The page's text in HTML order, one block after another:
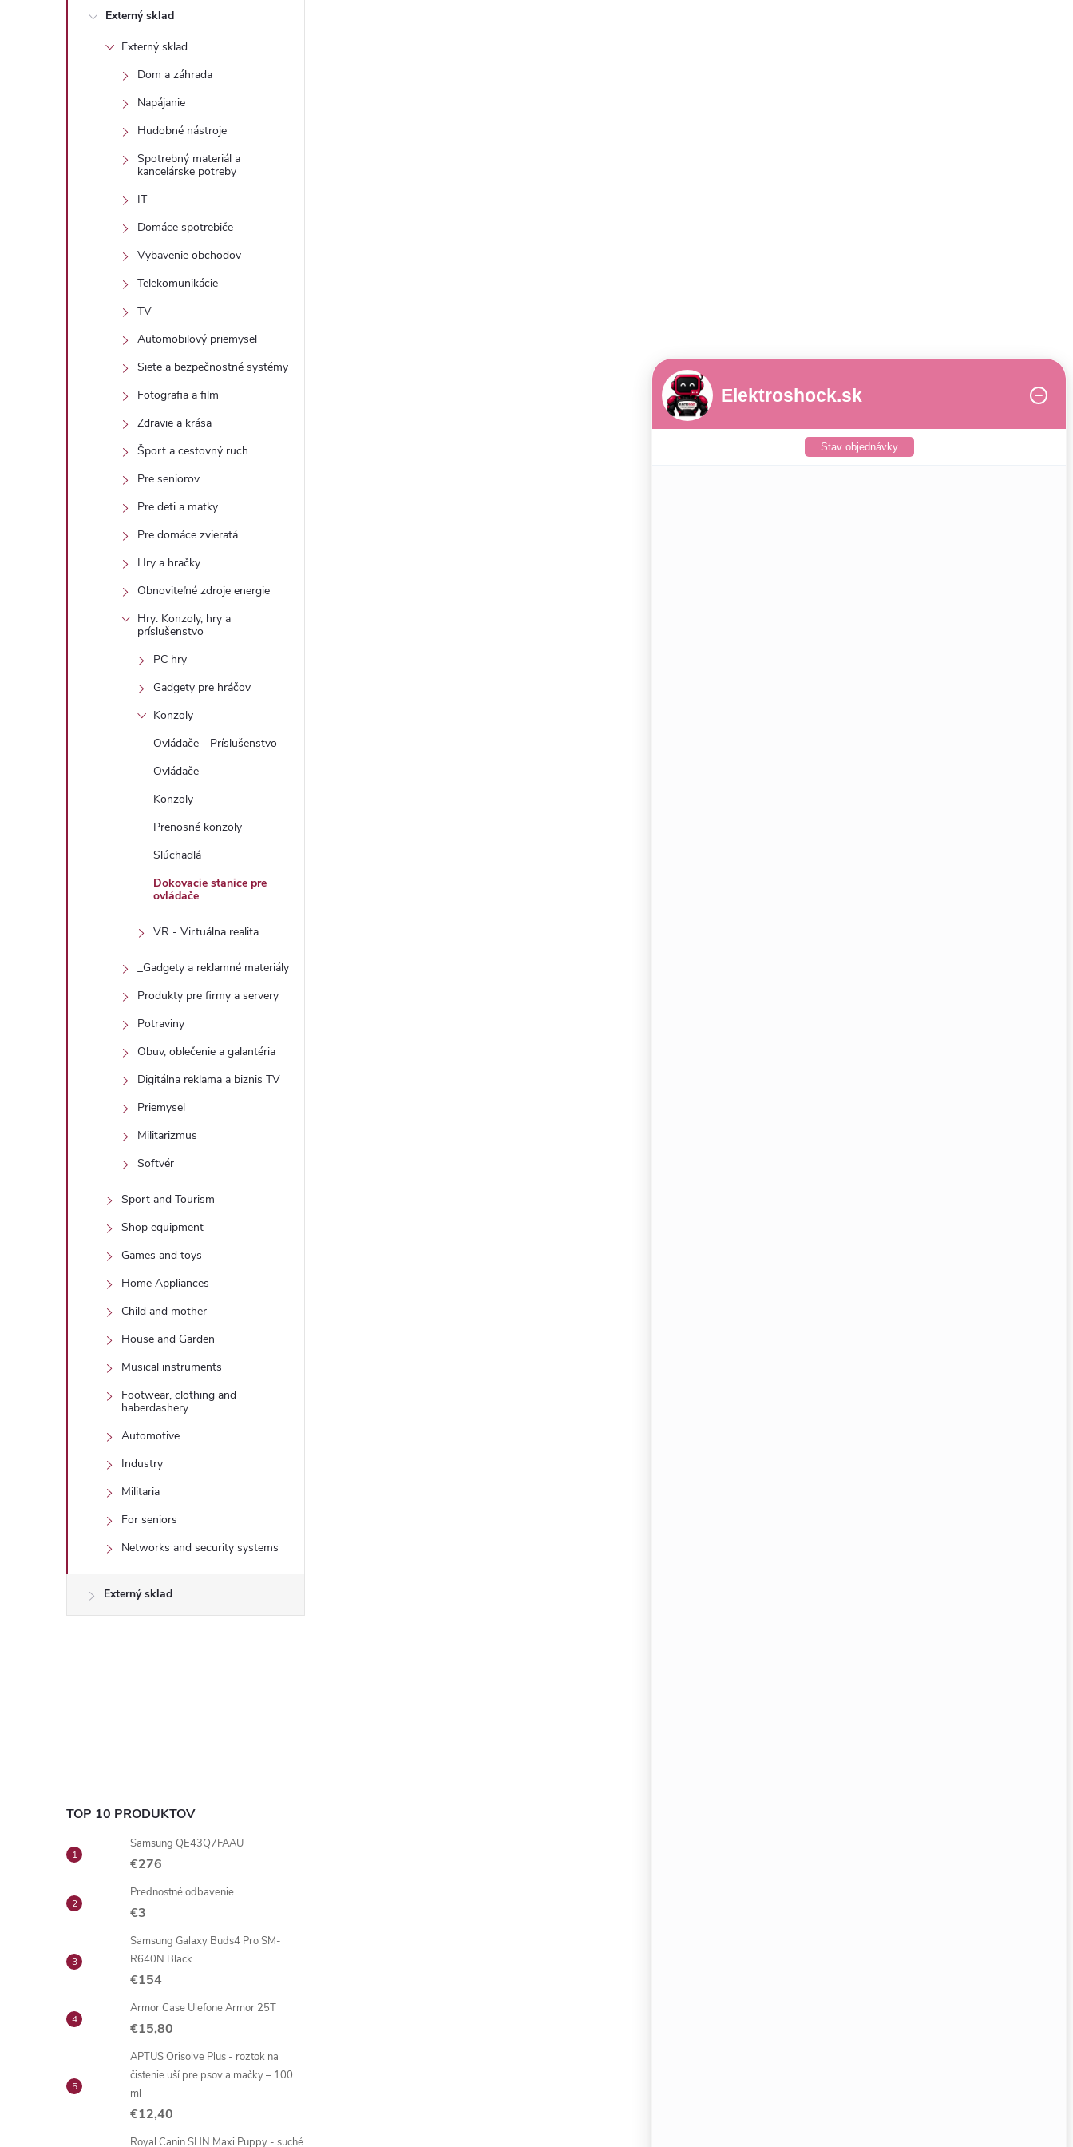
Externý sklad
Externý sklad
Dom a záhrada
Napájanie
Hudobné nástroje
Spotrebný materiál a
kancelárske potreby
IT
Domáce spotrebiče
Vybavenie obchodov
Telekomunikácie
TV
Automobilový priemysel
Siete a bezpečnostné systémy
Fotografia a film
Zdravie a krása
Šport a cestovný ruch
Pre seniorov
Pre deti a matky
Pre domáce zvieratá
Hry a hračky
Obnoviteľné zdroje energie
Hry: Konzoly, hry a
príslušenstvo
PC hry
Gadgety pre hráčov
Konzoly
Ovládače - Príslušenstvo
Ovládače
Konzoly
Prenosné konzoly
Slúchadlá
Dokovacie stanice pre
ovládače
VR - Virtuálna realita
_Gadgety a reklamné materiály
Produkty pre firmy a servery
Potraviny
Obuv, oblečenie a galantéria
Digitálna reklama a biznis TV
Priemysel
Militarizmus
Softvér
Sport and Tourism
Shop equipment
Games and toys
Home Appliances
Child and mother
House and Garden
Musical instruments
Footwear, clothing and
haberdashery
Automotive
Industry
Militaria
For seniors
Networks and security systems
Externý sklad
TOP 10 PRODUKTOV
Samsung QE43Q7FAAU
€276
Prednostné odbavenie
€3
Samsung Galaxy Buds4 Pro SM-
R640N Black
€154
Armor Case Ulefone Armor 25T
€15,80
APTUS Orisolve Plus - roztok na
čistenie uší pre psov a mačky – 100
ml
€12,40
Royal Canin SHN Maxi Puppy - suché
Elektroshock.sk
Stav objednávky